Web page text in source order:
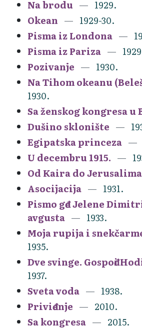
Na brodu
1929.
Okean
1929-30.
Pisma iz Londona
Pisma iz Pariza
Pozivanje
1930.
Na Tihom okeanu
1930.
Sa ženskog kongresa u
Dušino sklonište
Egipatska princeza
U decembru 1915.
Od Kaira do Jerusalima
Asocijacija
1931.
Pismo gđe Jelene
avgusta
1933.
Moja rupija i
1935.
Dve svinge. Gospođi
1937.
Sveta voda
1938.
Priviđenje
2010.
Sa kongresa
2015.